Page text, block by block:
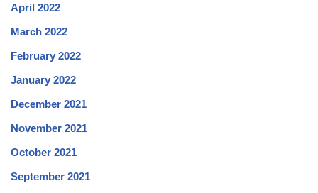
April 2022
March 2022
February 2022
January 2022
December 2021
November 2021
October 2021
September 2021